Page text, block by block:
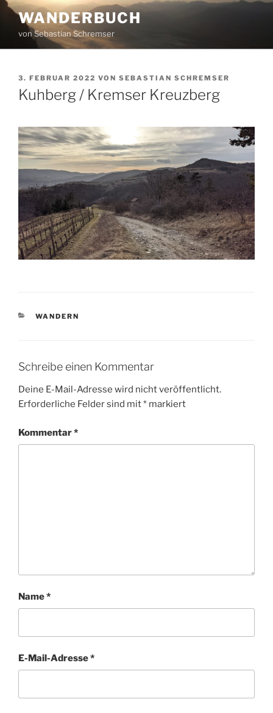
Zum
Inhalt
springen
WANDERBUCH
von Sebastian Schremser
VERÖFFENTLICHT
AM
3. FEBRUAR 2022 VON SEBASTIAN SCHREMSER
Kuhberg / Kremser Kreuzberg
KATEGORIEN
WANDERN
Schreibe einen Kommentar
Deine E-Mail-Adresse wird nicht veröffentlicht.
Erforderliche Felder sind mit* markiert
Kommentar*
Name*
E-Mail-Adresse*